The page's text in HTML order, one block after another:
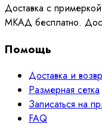
Доставка с
МКАД бесплатно.
Помощь
Доставка и
Размерная сетка
Записаться на
FAQ